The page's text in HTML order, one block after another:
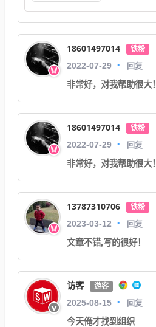
18601497014 铁粉
2022-07-29 回复
非常好，对我帮助很大！
18601497014 铁粉
2022-07-29 回复
非常好，对我帮助很大！
13787310706 铁粉
2023-03-12 回复
文章不错,写的很好！
访客 游客
2025-08-15 回复
今天俺才找到组织